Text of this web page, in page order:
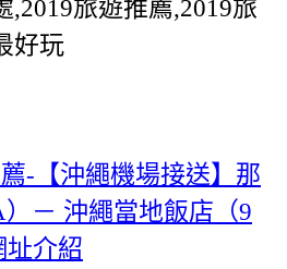
,2019旅遊推薦,2019旅
好玩
-【沖繩機場接送】那
－ 沖繩當地飯店（9
址介紹